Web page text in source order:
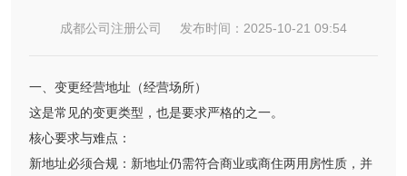
成都公司注册公司 发布时间：2025-10-21 09:54
一、变更经营地址（经营场所）
这是常见的变更类型，也是要求严格的之一。
核心要求与难点：
新地址必须合规：新地址仍需符合商业或商住两用房性质，并